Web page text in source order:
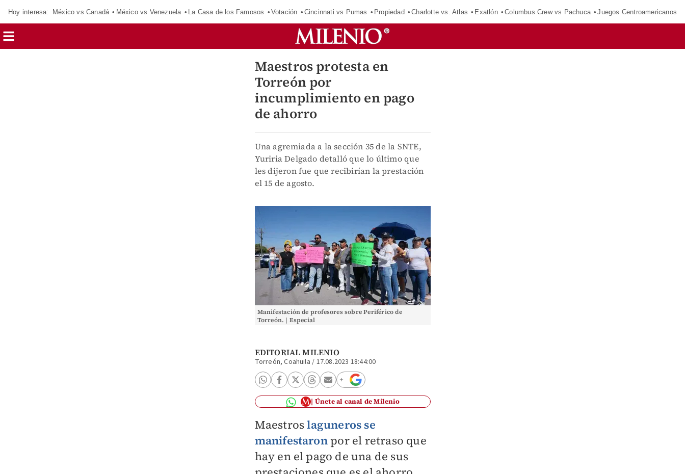
Hoy interesa: México vs Canadá México vs Venezuela La Casa de los Famosos Votación Cincinnati vs Pumas Propiedad Charlotte vs. Atlas Exatlón Columbus Crew vs Pachuca Juegos Centroamericanos
Maestros protesta en
Torreón por
incumplimiento en pago
de ahorro
Una agremiada a la sección 35 de la SNTE,
Yuriria Delgado detalló que lo último que
les dijeron fue que recibirían la prestación
el 15 de agosto.
Manifestación de profesores sobre Periférico de
Torreón. | Especial
EDITORIAL MILENIO
Torreón, Coahuila / 17.08.2023 18:44:00
Únete al canal de Milenio
Maestroslaguneros se
manifestaronpor el retraso que
hay en el pago de una de sus